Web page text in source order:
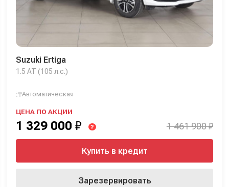
Suzuki Ertiga
1.5 AT (105 л.с.)
Автоматическая
ЦЕНА ПО АКЦИИ
1 329 000 ₽ ? 1 461 900 ₽
Купить в кредит
Зарезервировать